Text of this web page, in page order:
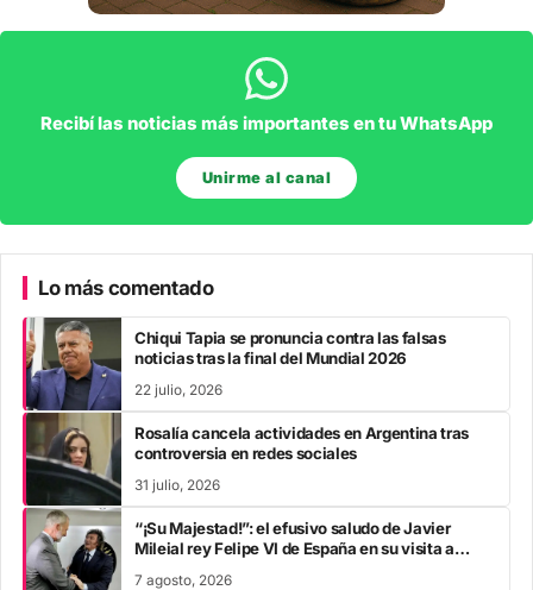
Recibí las noticias más importantes en tu WhatsApp
Unirme al canal
Lo más comentado
Chiqui Tapia se pronuncia contra las falsas
noticias tras la final del Mundial 2026
22 julio, 2026
Rosalía cancela actividades en Argentina tras
controversia en redes sociales
31 julio, 2026
“¡Su Majestad!”: el efusivo saludo de Javier
Mileial rey Felipe VI de España en su visita a
7 agosto, 2026